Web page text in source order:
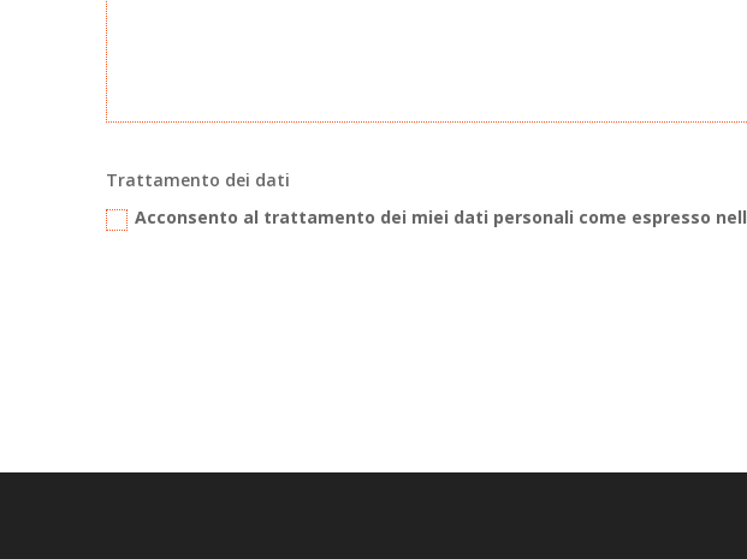
Trattamento dei dati
Acconsento al trattamento dei miei dati personali come espresso